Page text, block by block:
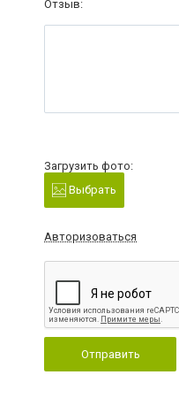
Отзыв:
Загрузить фото:
Выбрать
Авторизоваться
Отправить